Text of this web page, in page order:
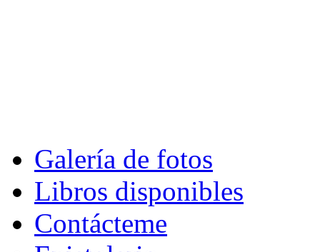
Galería de fotos
Libros disponibles
Contácteme